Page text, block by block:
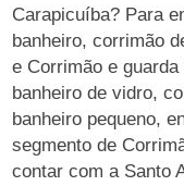
Carapicuíba? Para
banheiro, corrimão
e Corrimão e
banheiro de vidro,
banheiro pequeno,
segmento de
contar com a Santo